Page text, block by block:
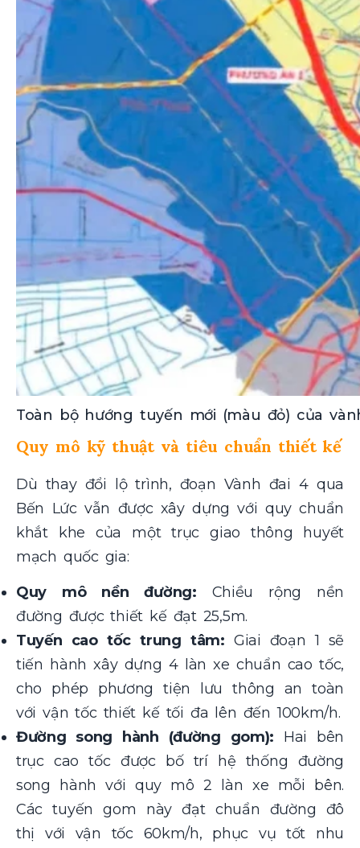
Toàn bộ hướng tuyến mới (màu đỏ) của
Quy mô kỹ thuật và tiêu chuẩn thiết kế
Dù thay đổi lộ trình, đoạn Vành đai 4 qua
Bến Lức vẫn được xây dựng với quy chuẩn
khắt khe của một trục giao thông huyết
mạch quốc gia:
Quy mô nền đường: Chiều rộng nền
đường được thiết kế đạt 25,5m.
Tuyến cao tốc trung tâm: Giai đoạn 1 sẽ
tiến hành xây dựng 4 làn xe chuẩn cao tốc,
cho phép phương tiện lưu thông an toàn
với vận tốc thiết kế tối đa lên đến 100km/h.
Đường song hành (đường gom): Hai bên
trục cao tốc được bố trí hệ thống đường
song hành với quy mô 2 làn xe mỗi bên.
Các tuyến gom này đạt chuẩn đường đô
thị với vận tốc 60km/h, phục vụ tốt nhu